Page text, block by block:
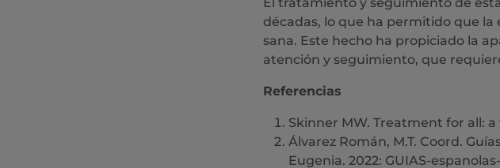
El tratamiento y seguimiento de
décadas, lo que ha permitido que la
sana. Este hecho ha propiciado la
atención y seguimiento, que
Referencias
Skinner MW. Treatment for all: a
Álvarez Román, M.T. Coord.
Eugenia. 2022: GUIAS-